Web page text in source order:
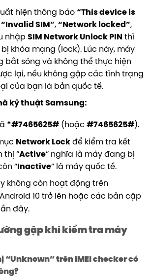
hiện thông báo “This device is
“Invalid SIM”, “Network locked”,
nhập SIM Network Unlock PIN thì
khóa mạng (lock). Lúc này, máy
bắt sóng và không thể thực hiện
lại, nếu không gặp các tình trạng
của bạn là bản quốc tế.
kỹ thuật Samsung:
*#7465625#(hoặc #7465625#).
Network Lockđể kiểm tra kết
thị “Active” nghĩa là máy đang bị
“Inactive” là máy quốc tế.
không còn hoạt động trên
10 trở lên hoặc các bản cập
đây.
gặp khi kiểm tra máy
“Unknown” trên IMEI checker có